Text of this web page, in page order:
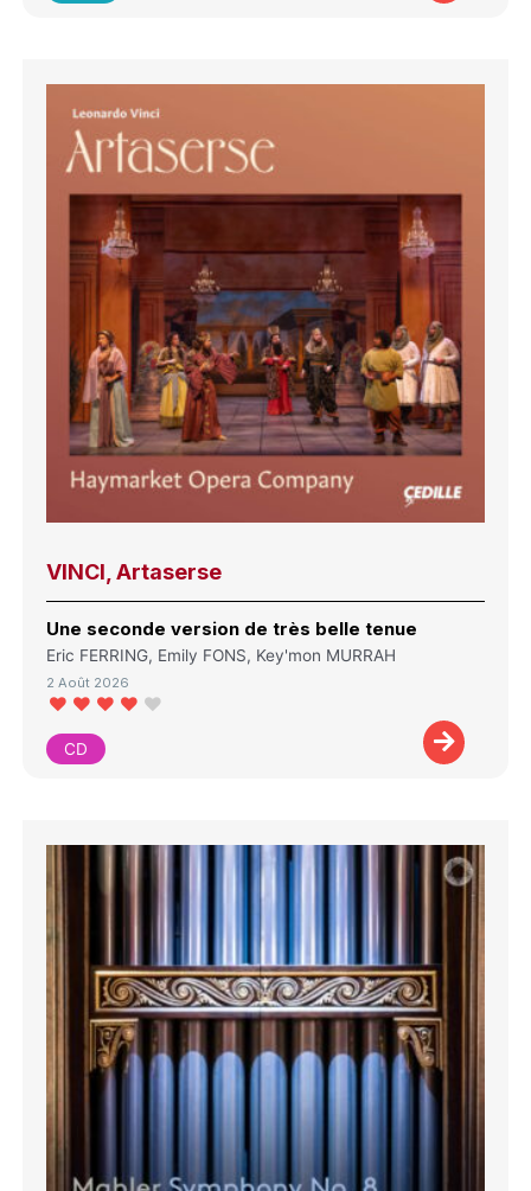
VINCI, Artaserse
Une seconde version de très belle tenue
Eric FERRING, Emily FONS, Key'mon MURRAH
2 Août 2026
CD